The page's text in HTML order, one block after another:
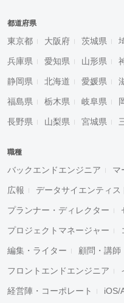
都道府県
東京都 大阪府 茨城県
兵庫県 愛知県 山形県
静岡県 北海道 愛媛県
福島県 栃木県 岐阜県
長野県 山梨県 宮城県
職種
バックエンドエンジニア マ
広報 データサイエンティス
プランナー・ディレクター
プロジェクトマネージャー
編集・ライター 顧問・講師
フロントエンドエンジニア
経営陣・コーポレート iOS/